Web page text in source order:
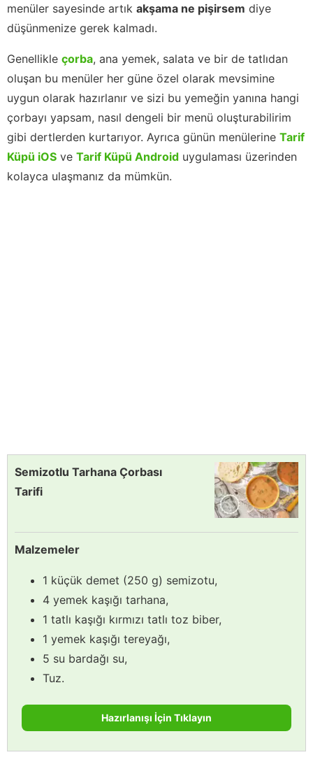
menüler sayesinde artık akşama ne pişirsem diye
düşünmenize gerek kalmadı.
Genellikle çorba, ana yemek, salata ve bir de tatlıdan
oluşan bu menüler her güne özel olarak mevsimine
uygun olarak hazırlanır ve sizi bu yemeğin yanına hangi
çorbayı yapsam, nasıl dengeli bir menü oluşturabilirim
gibi dertlerden kurtarıyor. Ayrıca günün menülerine Tarif
Küpü iOS ve Tarif Küpü Android uygulaması üzerinden
kolayca ulaşmanız da mümkün.
Semizotlu Tarhana Çorbası
Tarifi
Malzemeler
1 küçük demet (250 g) semizotu,
4 yemek kaşığı tarhana,
1 tatlı kaşığı kırmızı tatlı toz biber,
1 yemek kaşığı tereyağı,
5 su bardağı su,
Tuz.
Hazırlanışı İçin Tıklayın